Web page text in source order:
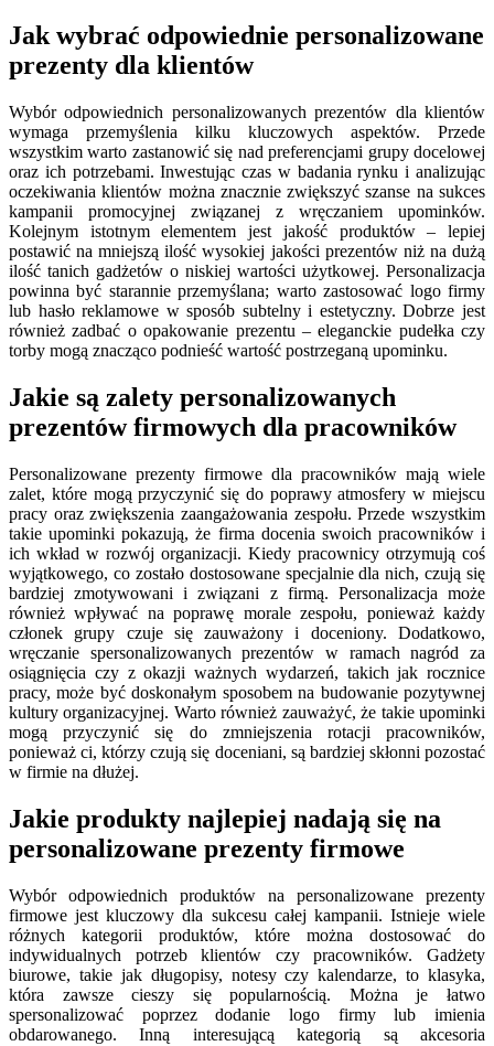
Jak wybrać odpowiednie personalizowane
prezenty dla klientów
Wybór odpowiednich personalizowanych prezentów dla klientów
wymaga przemyślenia kilku kluczowych aspektów. Przede
wszystkim warto zastanowić się nad preferencjami grupy docelowej
oraz ich potrzebami. Inwestując czas w badania rynku i analizując
oczekiwania klientów można znacznie zwiększyć szanse na sukces
kampanii promocyjnej związanej z wręczaniem upominków.
Kolejnym istotnym elementem jest jakość produktów – lepiej
postawić na mniejszą ilość wysokiej jakości prezentów niż na dużą
ilość tanich gadżetów o niskiej wartości użytkowej. Personalizacja
powinna być starannie przemyślana; warto zastosować logo firmy
lub hasło reklamowe w sposób subtelny i estetyczny. Dobrze jest
również zadbać o opakowanie prezentu – eleganckie pudełka czy
torby mogą znacząco podnieść wartość postrzeganą upominku.
Jakie są zalety personalizowanych
prezentów firmowych dla pracowników
Personalizowane prezenty firmowe dla pracowników mają wiele
zalet, które mogą przyczynić się do poprawy atmosfery w miejscu
pracy oraz zwiększenia zaangażowania zespołu. Przede wszystkim
takie upominki pokazują, że firma docenia swoich pracowników i
ich wkład w rozwój organizacji. Kiedy pracownicy otrzymują coś
wyjątkowego, co zostało dostosowane specjalnie dla nich, czują się
bardziej zmotywowani i związani z firmą. Personalizacja może
również wpływać na poprawę morale zespołu, ponieważ każdy
członek grupy czuje się zauważony i doceniony. Dodatkowo,
wręczanie spersonalizowanych prezentów w ramach nagród za
osiągnięcia czy z okazji ważnych wydarzeń, takich jak rocznice
pracy, może być doskonałym sposobem na budowanie pozytywnej
kultury organizacyjnej. Warto również zauważyć, że takie upominki
mogą przyczynić się do zmniejszenia rotacji pracowników,
ponieważ ci, którzy czują się doceniani, są bardziej skłonni pozostać
w firmie na dłużej.
Jakie produkty najlepiej nadają się na
personalizowane prezenty firmowe
Wybór odpowiednich produktów na personalizowane prezenty
firmowe jest kluczowy dla sukcesu całej kampanii. Istnieje wiele
różnych kategorii produktów, które można dostosować do
indywidualnych potrzeb klientów czy pracowników. Gadżety
biurowe, takie jak długopisy, notesy czy kalendarze, to klasyka,
która zawsze cieszy się popularnością. Można je łatwo
spersonalizować poprzez dodanie logo firmy lub imienia
obdarowanego. Inną interesującą kategorią są akcesoria